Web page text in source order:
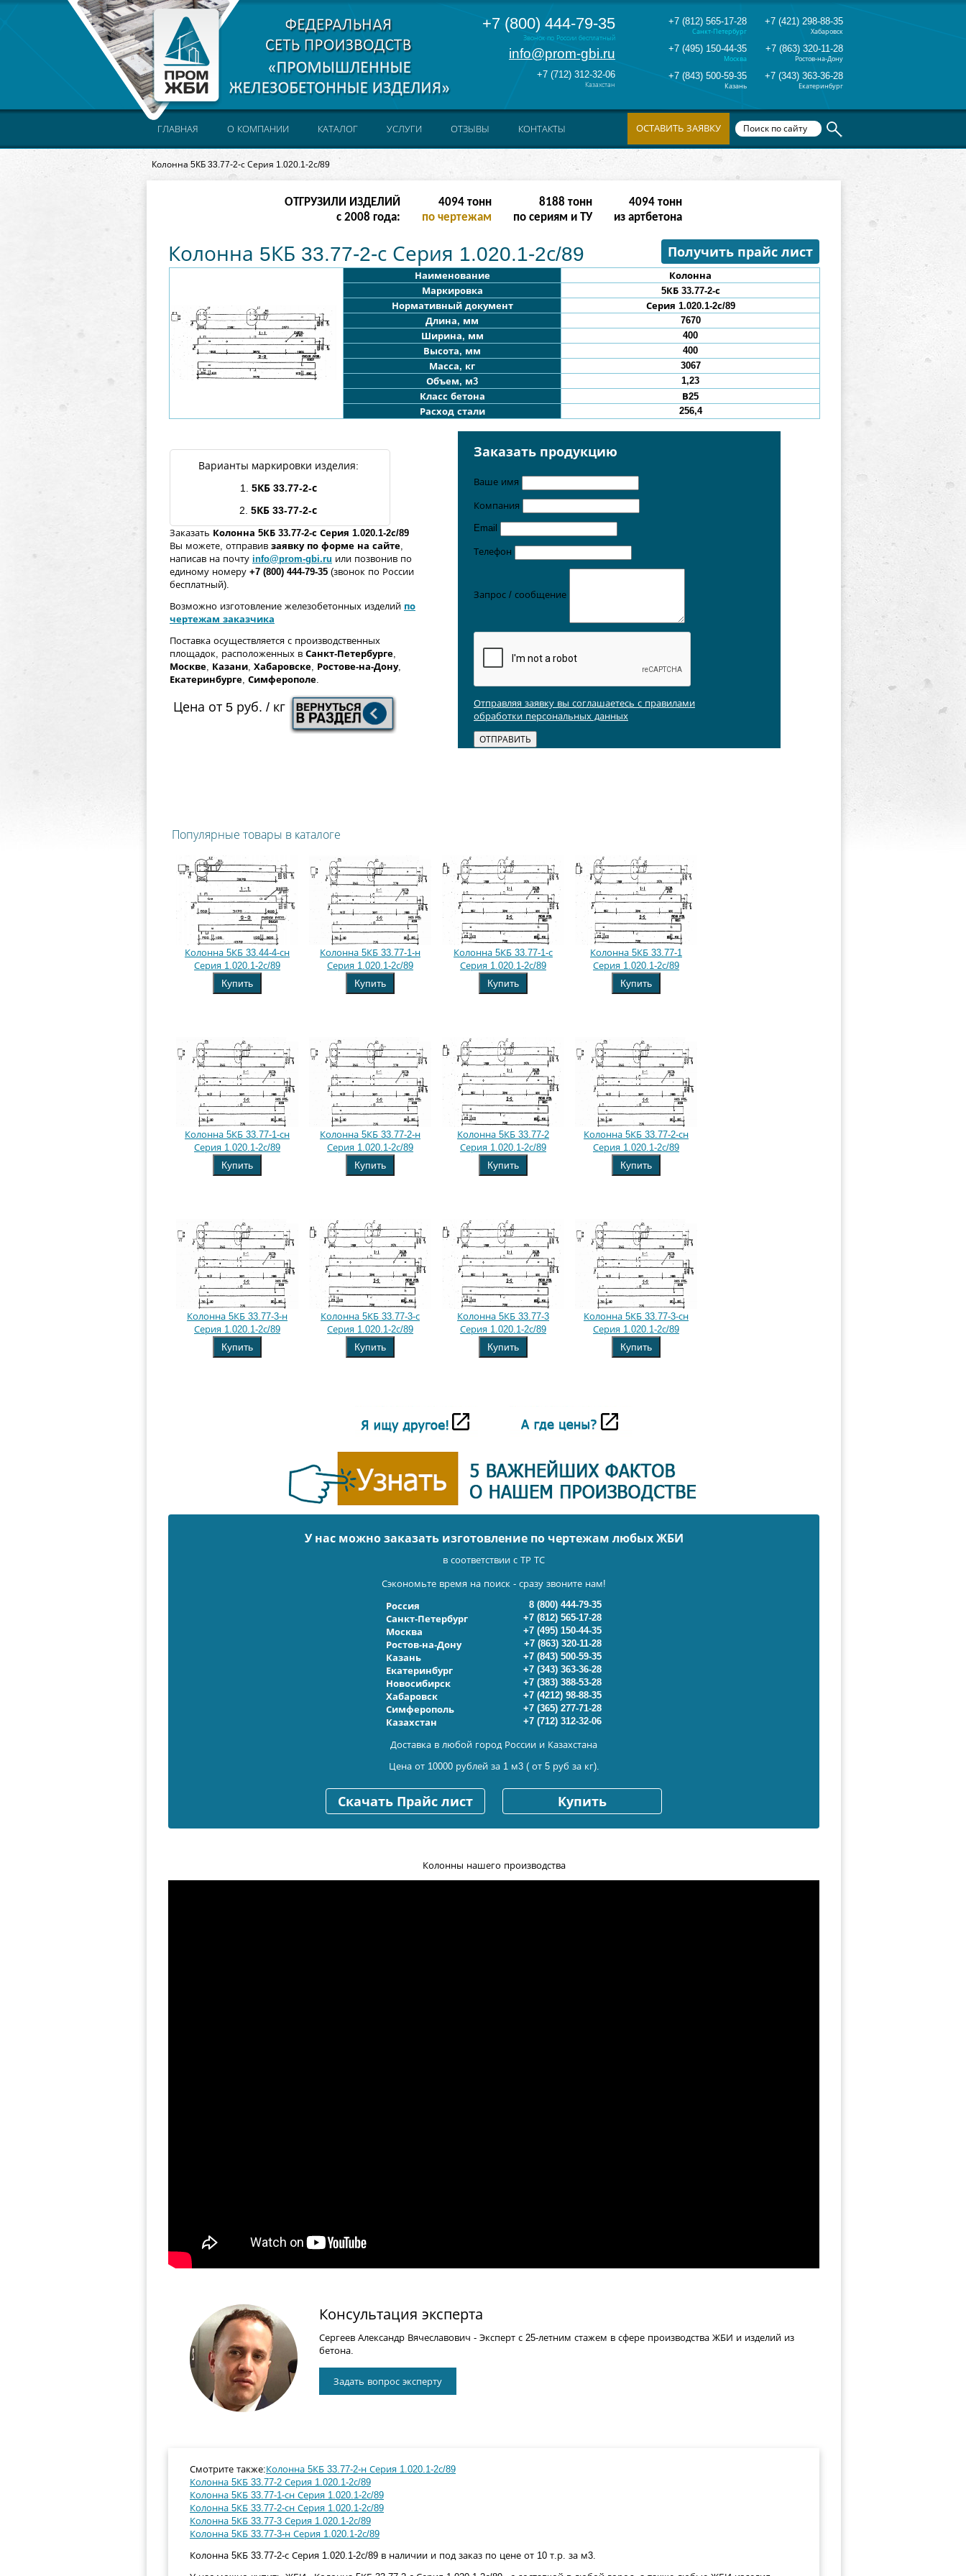
+7 (800) 444-79-35
Звонок по России бесплатный
info@prom-gbi.ru
+7 (712) 312-32-06
Казахстан
+7 (812) 565-17-28
Санкт-Петербург
+7 (421) 298-88-35
Хабаровск
+7 (495) 150-44-35
Москва
+7 (863) 320-11-28
Ростов-на-Дону
+7 (843) 500-59-35
Казань
+7 (343) 363-36-28
Екатеринбург
Колонна 5КБ 33.77-2-с Серия 1.020.1-2с/89
ГЛАВНАЯ О КОМПАНИИ КАТАЛОГ УСЛУГИ ОТЗЫВЫ КОНТАКТЫ ОСТАВИТЬ ЗАЯВКУ
ОТГРУЗИЛИ ИЗДЕЛИЙ
с 2008 года:
8190тонн
по чертежам
16380 тонн
по сериям и ТУ
8190тонн
из артбетона
Получить прайс лист
Колонна 5КБ 33.77-2-с Серия 1.020.1-2с/89
Наименование
Колонна
Маркировка
5КБ 33.77-2-с
Нормативный документ
Серия 1.020.1-2с/89
Длина, мм
7670
Ширина, мм
400
Высота, мм
400
Масса, кг
3067
Объем, м3
1,23
Класс бетона
В25
Расход стали
256,4
Варианты маркировки изделия:
1. 5КБ 33.77-2-с
2. 5КБ 33-77-2-с
Заказать Колонна 5КБ 33.77-2-с Серия 1.020.1-2с/89
Вы можете, отправив заявку по форме на сайте,
написав на почту info@prom-gbi.ru или позвонив по
единому номеру +7 (800) 444-79-35 (звонок по России
бесплатный).
Возможно изготовление железобетонных изделий по
чертежам заказчика
Поставка осуществляется с производственных
площадок, расположенных в Санкт-Петербурге,
Москве, Казани, Хабаровске, Ростове-на-Дону,
Екатеринбурге, Симферополе.
Цена от 5 руб. / кг
Заказать продукцию
Ваше имя
Компания
Email
Телефон
Запрос / сообщение
Отправляя заявку вы соглашаетесь с правилами
обработки персональных данных
Популярные товары в каталоге
Колонна 5КБ 33.44-4-сн
Серия 1.020.1-2с/89
Купить
Колонна 5КБ 33.77-1-н
Серия 1.020.1-2с/89
Купить
Колонна 5КБ 33.77-1-с
Серия 1.020.1-2с/89
Купить
Колонна 5КБ 33.77-1
Серия 1.020.1-2с/89
Купить
Колонна 5КБ 33.77-1-сн
Серия 1.020.1-2с/89
Купить
Колонна 5КБ 33.77-2-н
Серия 1.020.1-2с/89
Купить
Колонна 5КБ 33.77-2
Серия 1.020.1-2с/89
Купить
Колонна 5КБ 33.77-2-сн
Серия 1.020.1-2с/89
Купить
Колонна 5КБ 33.77-3-н
Серия 1.020.1-2с/89
Купить
Колонна 5КБ 33.77-3-с
Серия 1.020.1-2с/89
Купить
Колонна 5КБ 33.77-3
Серия 1.020.1-2с/89
Купить
Колонна 5КБ 33.77-3-сн
Серия 1.020.1-2с/89
Купить
У нас можно заказать изготовление по чертежам любых ЖБИ
в соответствии с ТР ТС
Сэкономьте время на поиск - сразу звоните нам!
Россия
8 (800) 444-79-35
Санкт-Петербург
+7 (812) 565-17-28
Москва
+7 (495) 150-44-35
Ростов-на-Дону
+7 (863) 320-11-28
Казань
+7 (843) 500-59-35
Екатеринбург
+7 (343) 363-36-28
Новосибирск
+7 (383) 388-53-28
Хабаровск
+7 (4212) 98-88-35
Симферополь
+7 (365) 277-71-28
Казахстан
+7 (712) 312-32-06
Доставка в любой город России и Казахстана
Цена от 10000 рублей за 1 м3 ( от 5 руб за кг).
Скачать Прайс лист Купить
Колонны нашего производства
Консультация эксперта
Сергеев Александр Вячеславович - Эксперт с 25-летним стажем в сфере производства ЖБИ и изделий из
бетона.
Задать вопрос эксперту
Смотрите также:Колонна 5КБ 33.77-2-н Серия 1.020.1-2с/89
Колонна 5КБ 33.77-2 Серия 1.020.1-2с/89
Колонна 5КБ 33.77-1-сн Серия 1.020.1-2с/89
Колонна 5КБ 33.77-2-сн Серия 1.020.1-2с/89
Колонна 5КБ 33.77-3 Серия 1.020.1-2с/89
Колонна 5КБ 33.77-3-н Серия 1.020.1-2с/89
Колонна 5КБ 33.77-2-с Серия 1.020.1-2с/89 в наличии и под заказ по цене от 10 т.р. за м3.